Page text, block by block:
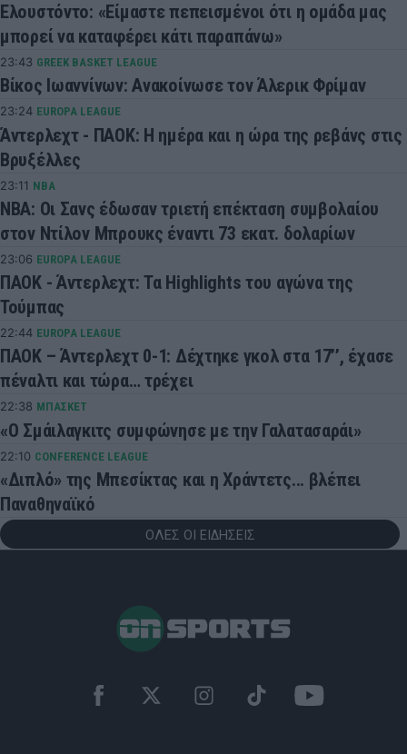
Ελουστόντο: «Είμαστε πεπεισμένοι ότι η ομάδα μας
μπορεί να καταφέρει κάτι παραπάνω»
23:43 GREEK BASKET LEAGUE
Βίκος Ιωαννίνων: Ανακοίνωσε τον Άλερικ Φρίμαν
23:24 EUROPA LEAGUE
Άντερλεχτ - ΠΑΟΚ: Η ημέρα και η ώρα της ρεβάνς στις
Βρυξέλλες
23:11 NBA
ΝΒΑ: Οι Σανς έδωσαν τριετή επέκταση συμβολαίου
στον Ντίλον Μπρουκς έναντι 73 εκατ. δολαρίων
23:06 EUROPA LEAGUE
ΠΑΟΚ - Άντερλεχτ: Τα Highlights του αγώνα της
Τούμπας
22:44 EUROPA LEAGUE
ΠΑΟΚ – Άντερλεχτ 0-1: Δέχτηκε γκολ στα 17’’, έχασε
πέναλτι και τώρα… τρέχει
22:38 ΜΠΑΣΚΕΤ
«Ο Σμάιλαγκιτς συμφώνησε με την Γαλατασαράι»
22:10 CONFERENCE LEAGUE
«Διπλό» της Μπεσίκτας και η Χράντετς... βλέπει
Παναθηναϊκό
ΟΛΕΣ ΟΙ ΕΙΔΗΣΕΙΣ